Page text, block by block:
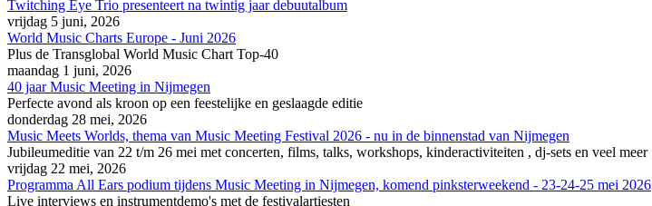
Twitching Eye Trio presenteert na twintig jaar debuutalbum
vrijdag 5 juni, 2026
World Music Charts Europe - Juni 2026
Plus de Transglobal World Music Chart Top-40
maandag 1 juni, 2026
40 jaar Music Meeting in Nijmegen
Perfecte avond als kroon op een feestelijke en geslaagde editie
donderdag 28 mei, 2026
Music Meets Worlds, thema van Music Meeting Festival 2026 - nu in de binnenstad van Nijmegen
Jubileumeditie van 22 t/m 26 mei met concerten, films, talks, workshops, kinderactiviteiten , dj-sets en veel meer
vrijdag 22 mei, 2026
Programma All Ears podium tijdens Music Meeting in Nijmegen, komend pinksterweekend - 23-24-25 mei 2026
Live interviews en instrumentdemo's met de festivalartiesten